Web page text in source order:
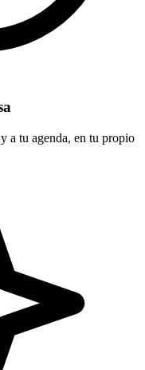
a tu agenda, en tu propio